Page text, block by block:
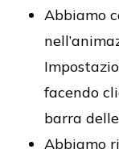
Abbiamo
facendo
barra
Abbiamo